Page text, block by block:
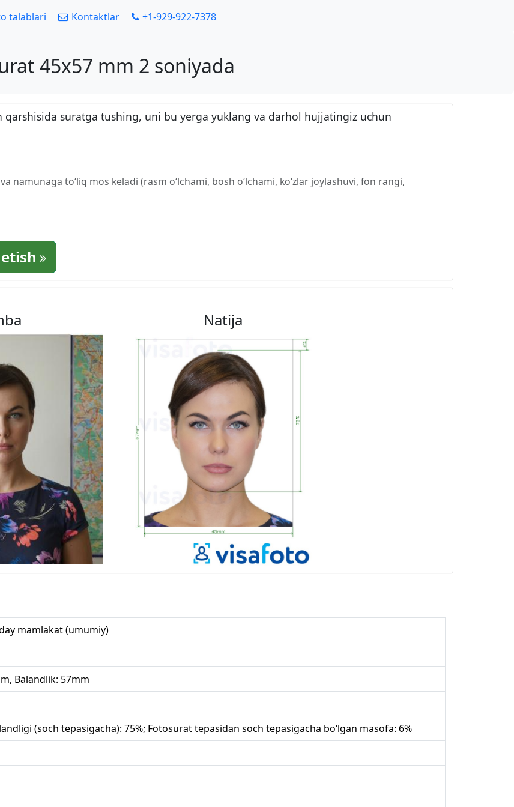
talablari Kontaktlar +1-929-922-7378
45x57 mm 2 soniyada
suratga tushing, uni bu yerga yuklang va darhol hujjatingiz uchun
to‘liq mos keladi (rasm o‘lchami, bosh o‘lchami, ko‘zlar joylashuvi, fon rangi,
Natija
mamlakat (umumiy)
Balandlik: 57mm
(soch tepasigacha): 75%; Fotosurat tepasidan soch tepasigacha bo‘lgan masofa: 6%